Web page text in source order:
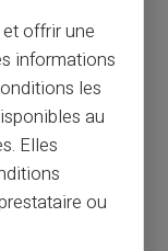
ça
offrir une
informations
les
au
Elles
ou